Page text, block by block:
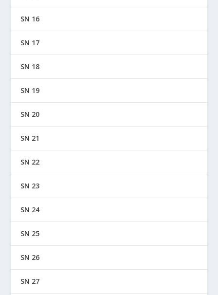
SN 16
SN 17
SN 18
SN 19
SN 20
SN 21
SN 22
SN 23
SN 24
SN 25
SN 26
SN 27